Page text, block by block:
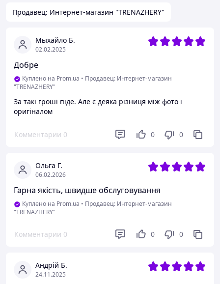
Продавец: Интернет-магазин "TRENAZHERY"
Мыхайло Б.
02.02.2025
Добре
Куплено на Prom.ua • Продавец: Интернет-магазин
"TRENAZHERY"
За такі гроші піде. Але є деяка різниця між фото і
оригіналом
Комментарии 0 0 0
Ольга Г.
06.02.2026
Гарна якість, швидше обслуговування
Куплено на Prom.ua • Продавец: Интернет-магазин
"TRENAZHERY"
Комментарии 0 0 0
Андрій Б.
24.11.2025